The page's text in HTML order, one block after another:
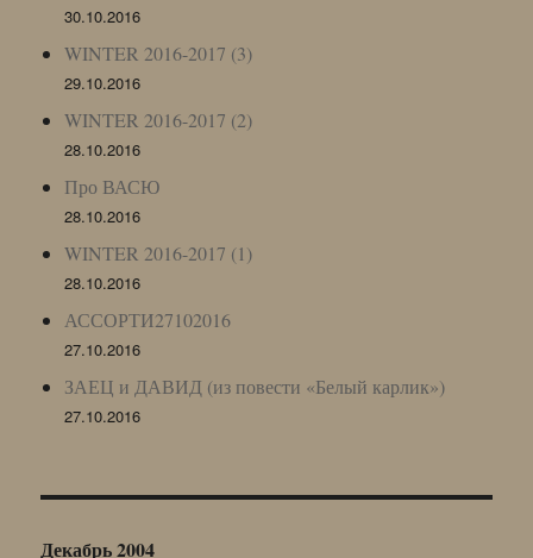
30.10.2016
WINTER 2016-2017 (3)
29.10.2016
WINTER 2016-2017 (2)
28.10.2016
Про ВАСЮ
28.10.2016
WINTER 2016-2017 (1)
28.10.2016
АССОРТИ27102016
27.10.2016
ЗАЕЦ и ДАВИД (из повести «Белый карлик»)
27.10.2016
Декабрь 2004